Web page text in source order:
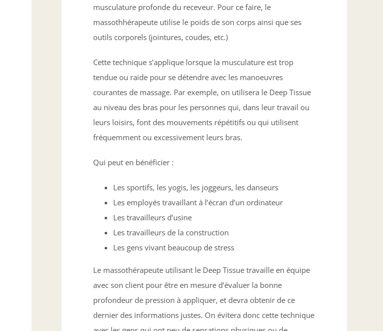
musculature profonde du receveur. Pour ce faire, le
massothhérapeute utilise le poids de son corps ainsi que ses
outils corporels (jointures, coudes, etc.)
Cette technique s’applique lorsque la musculature est trop
tendue ou raide pour se détendre avec les manoeuvres
courantes de massage. Par exemple, on utilisera le Deep Tissue
au niveau des bras pour les personnes qui, dans leur travail ou
leurs loisirs, font des mouvements répétitifs ou qui utilisent
fréquemment ou excessivement leurs bras.
Qui peut en bénéficier :
Les sportifs, les yogis, les joggeurs, les danseurs
Les employés travaillant à l’écran d’un ordinateur
Les travailleurs d’usine
Les travailleurs de la construction
Les gens vivant beaucoup de stress
Le massothérapeute utilisant le Deep Tissue travaille en équipe
avec son client pour être en mesure d’évaluer la bonne
profondeur de pression à appliquer, et devra obtenir de ce
dernier des informations justes. On évitera donc cette technique